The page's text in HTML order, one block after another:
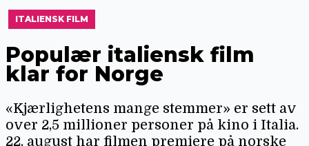
ITALIENSK FILM
Populær italiensk film
klar for Norge
«Kjærlighetens mange stemmer» er sett av
over 2,5 millioner personer på kino i Italia.
22. august har filmen premiere på norske